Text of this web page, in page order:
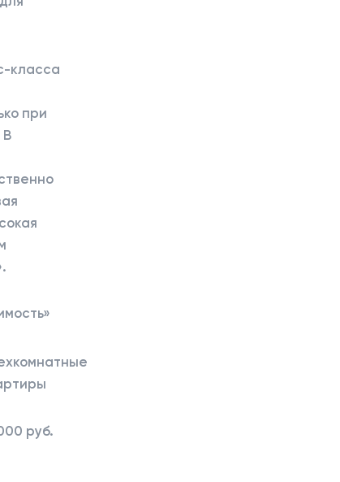
класса
при
В
руб.